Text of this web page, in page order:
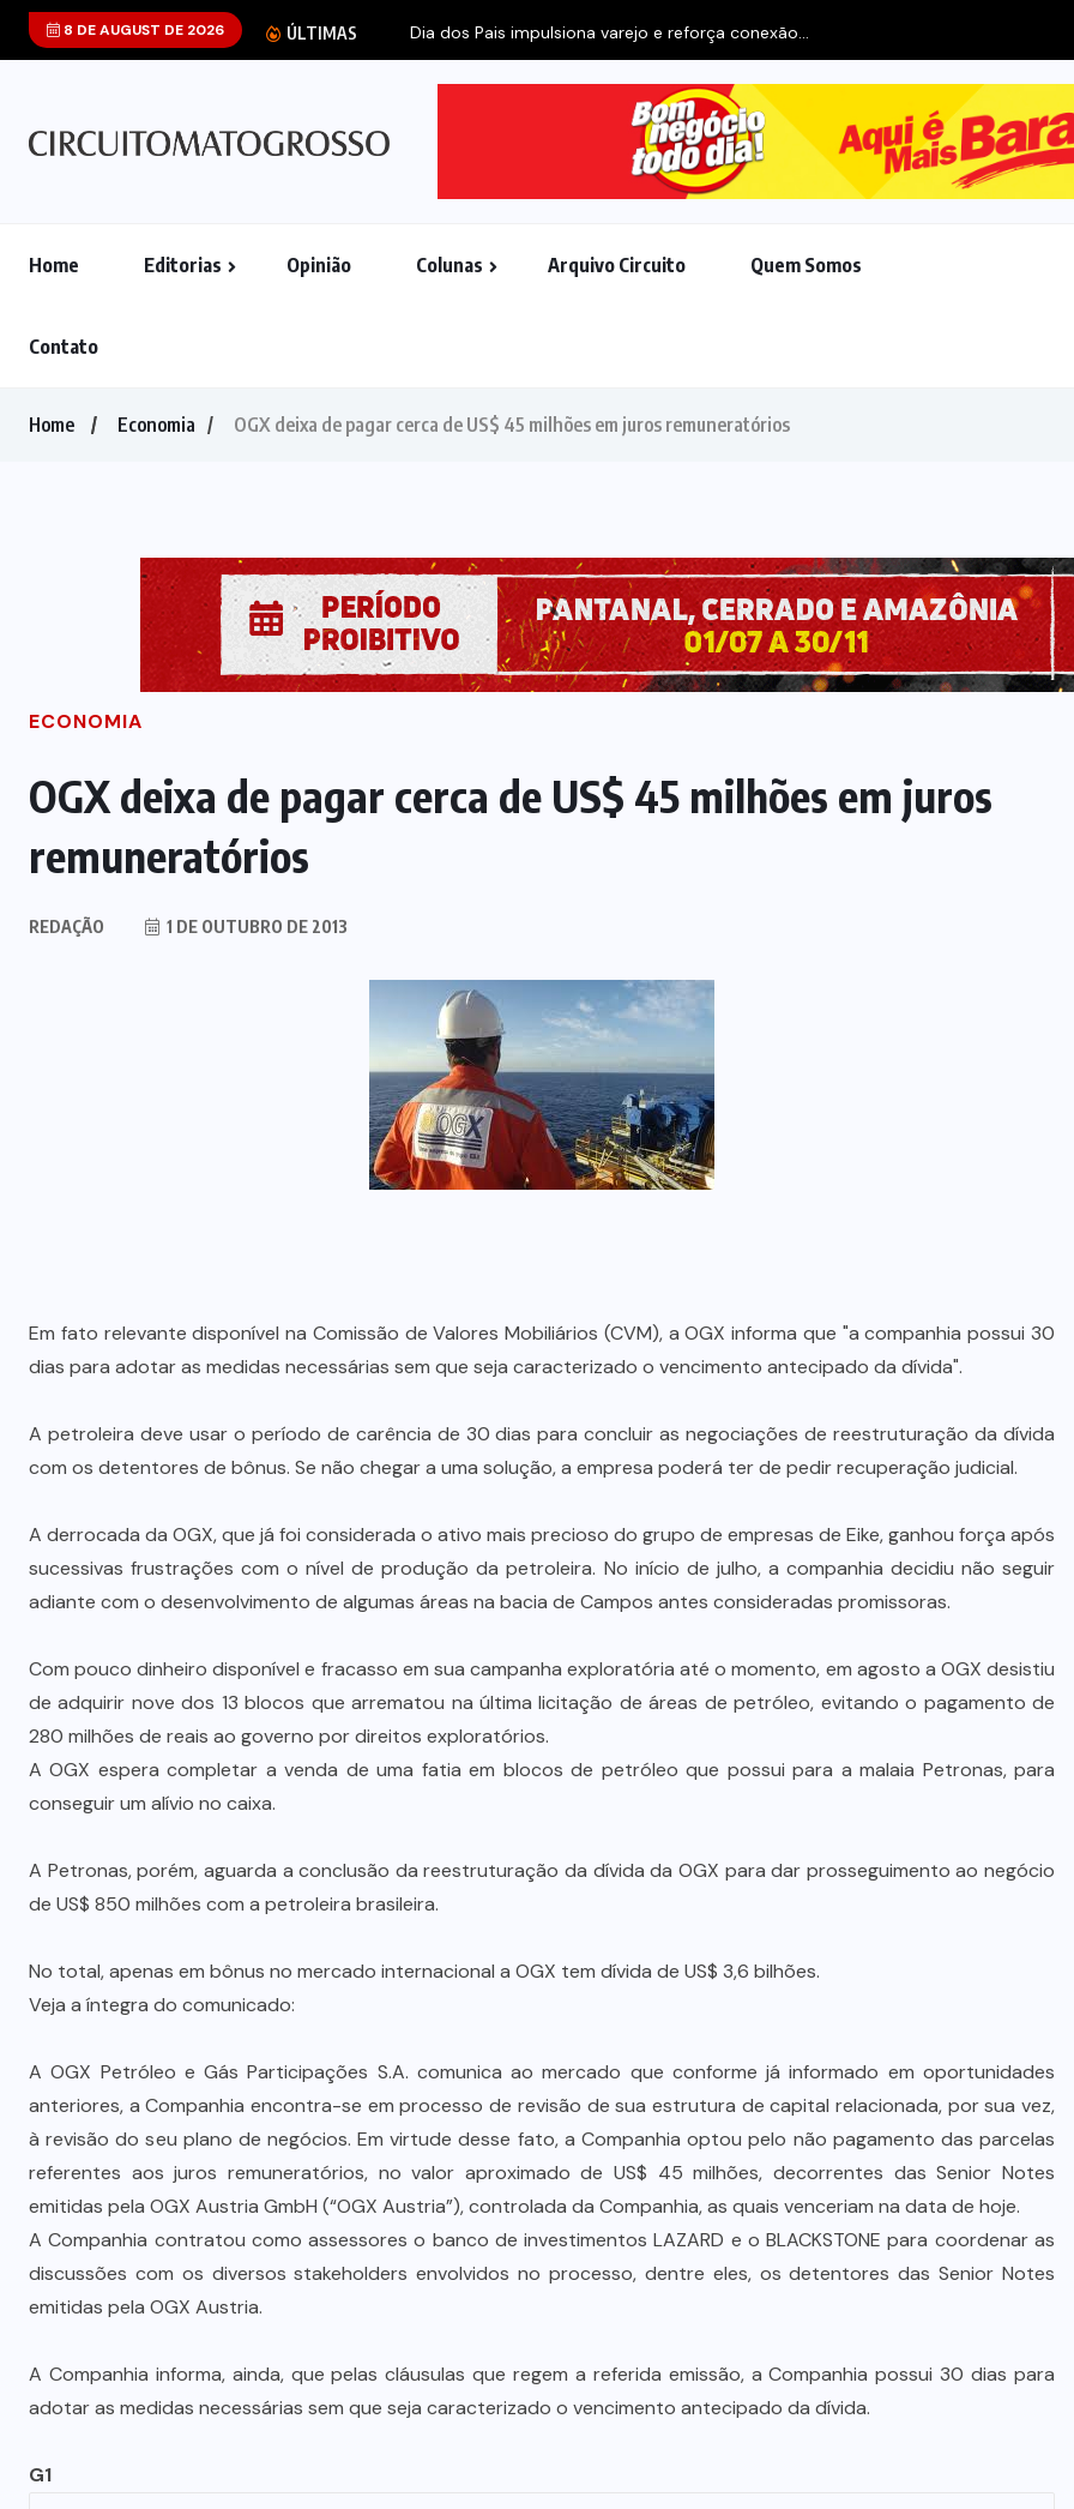
8 DE AUGUST DE 2026 ÚLTIMAS Dia dos Pais impulsiona varejo e reforça conexão...
Home Editorias Opinião Colunas Arquivo Circuito Quem Somos
Contato
Home Economia OGX deixa de pagar cerca de US$ 45 milhões em juros remuneratórios
ECONOMIA
OGX deixa de pagar cerca de US$ 45 milhões em juros
remuneratórios
REDAÇÃO 1 DE OUTUBRO DE 2013
Em fato relevante disponível na Comissão de Valores Mobiliários (CVM), a OGX informa que "a companhia possui 30
dias para adotar as medidas necessárias sem que seja caracterizado o vencimento antecipado da dívida".
A petroleira deve usar o período de carência de 30 dias para concluir as negociações de reestruturação da dívida
com os detentores de bônus. Se não chegar a uma solução, a empresa poderá ter de pedir recuperação judicial.
A derrocada da OGX, que já foi considerada o ativo mais precioso do grupo de empresas de Eike, ganhou força após
sucessivas frustrações com o nível de produção da petroleira. No início de julho, a companhia decidiu não seguir
adiante com o desenvolvimento de algumas áreas na bacia de Campos antes consideradas promissoras.
Com pouco dinheiro disponível e fracasso em sua campanha exploratória até o momento, em agosto a OGX desistiu
de adquirir nove dos 13 blocos que arrematou na última licitação de áreas de petróleo, evitando o pagamento de
280 milhões de reais ao governo por direitos exploratórios.
A OGX espera completar a venda de uma fatia em blocos de petróleo que possui para a malaia Petronas, para
conseguir um alívio no caixa.
A Petronas, porém, aguarda a conclusão da reestruturação da dívida da OGX para dar prosseguimento ao negócio
de US$ 850 milhões com a petroleira brasileira.
No total, apenas em bônus no mercado internacional a OGX tem dívida de US$ 3,6 bilhões.
Veja a íntegra do comunicado:
A OGX Petróleo e Gás Participações S.A. comunica ao mercado que conforme já informado em oportunidades
anteriores, a Companhia encontra-se em processo de revisão de sua estrutura de capital relacionada, por sua vez,
à revisão do seu plano de negócios. Em virtude desse fato, a Companhia optou pelo não pagamento das parcelas
referentes aos juros remuneratórios, no valor aproximado de US$ 45 milhões, decorrentes das Senior Notes
emitidas pela OGX Austria GmbH (“OGX Austria”), controlada da Companhia, as quais venceriam na data de hoje.
A Companhia contratou como assessores o banco de investimentos LAZARD e o BLACKSTONE para coordenar as
discussões com os diversos stakeholders envolvidos no processo, dentre eles, os detentores das Senior Notes
emitidas pela OGX Austria.
A Companhia informa, ainda, que pelas cláusulas que regem a referida emissão, a Companhia possui 30 dias para
adotar as medidas necessárias sem que seja caracterizado o vencimento antecipado da dívida.
G1
Prefeito Abilio Brunini recebe a
mais alta honraria da Rotam em
Cuiabá
7 DE AGOSTO DE 2026